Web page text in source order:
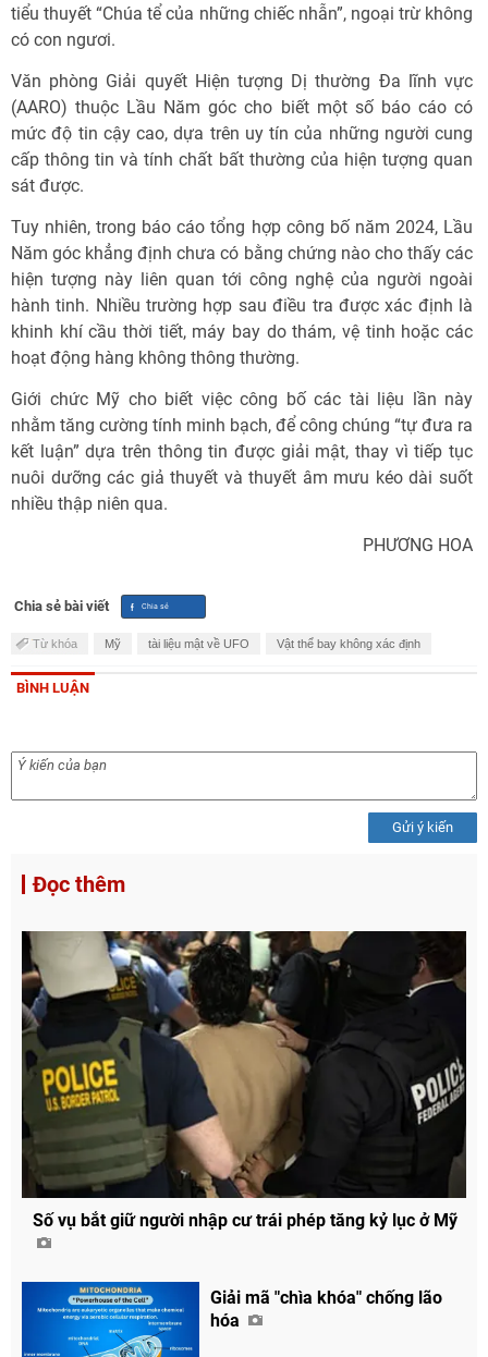
tiểu thuyết “Chúa tể của những chiếc nhẫn”, ngoại trừ không
có con ngươi.
Văn phòng Giải quyết Hiện tượng Dị thường Đa lĩnh vực
(AARO) thuộc Lầu Năm góc cho biết một số báo cáo có
mức độ tin cậy cao, dựa trên uy tín của những người cung
cấp thông tin và tính chất bất thường của hiện tượng quan
sát được.
Tuy nhiên, trong báo cáo tổng hợp công bố năm 2024, Lầu
Năm góc khẳng định chưa có bằng chứng nào cho thấy các
hiện tượng này liên quan tới công nghệ của người ngoài
hành tinh. Nhiều trường hợp sau điều tra được xác định là
khinh khí cầu thời tiết, máy bay do thám, vệ tinh hoặc các
hoạt động hàng không thông thường.
Giới chức Mỹ cho biết việc công bố các tài liệu lần này
nhằm tăng cường tính minh bạch, để công chúng “tự đưa ra
kết luận” dựa trên thông tin được giải mật, thay vì tiếp tục
nuôi dưỡng các giả thuyết và thuyết âm mưu kéo dài suốt
nhiều thập niên qua.
PHƯƠNG HOA
Chia sẻ bài viết
Từ khóa Mỹ tài liệu mật về UFO Vật thể bay không xác định
BÌNH LUẬN
Gửi ý kiến
Đọc thêm
Số vụ bắt giữ người nhập cư trái phép tăng kỷ lục ở Mỹ
Giải mã "chìa khóa" chống lão
hóa